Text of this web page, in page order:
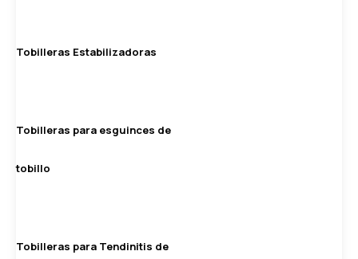
Tobilleras Estabilizadoras
Tobilleras para esguinces de
tobillo
Tobilleras para Tendinitis de